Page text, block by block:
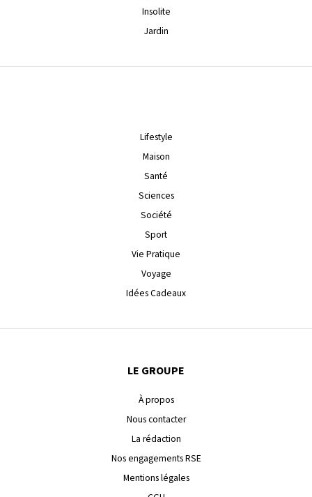
Insolite
Jardin
Lifestyle
Maison
Santé
Sciences
Société
Sport
Vie Pratique
Voyage
Idées Cadeaux
LE GROUPE
À propos
Nous contacter
La rédaction
Nos engagements RSE
Mentions légales